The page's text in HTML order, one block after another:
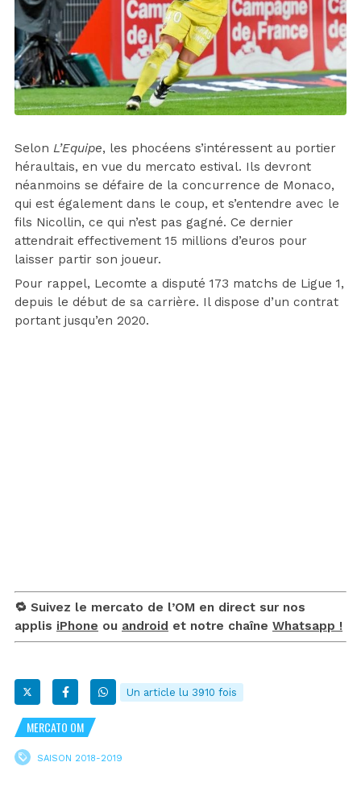
Selon L’Equipe, les phocéens s’intéressent au portier
héraultais, en vue du mercato estival. Ils devront
néanmoins se défaire de la concurrence de Monaco,
qui est également dans le coup, et s’entendre avec le
fils Nicollin, ce qui n’est pas gagné. Ce dernier
attendrait effectivement 15 millions d’euros pour
laisser partir son joueur.
Pour rappel, Lecomte a disputé 173 matchs de Ligue 1,
depuis le début de sa carrière. Il dispose d’un contrat
portant jusqu’en 2020.
🔁 Suivez le mercato de l’OM en direct sur nos
applis iPhone ou android et notre chaîne Whatsapp !
Un article lu 3910 fois
MERCATO OM
SAISON 2018-2019